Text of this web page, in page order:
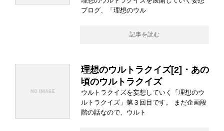
ブログ、「理想のウル
記事を読む
理想のウルトラクイズ[2]・あの
頃のウルトラクイズ
ウルトラクイズを妄想していく「理想のウ
ルトラクイズ」第３回目です。 まだ企画段
階の話なので、ウルト